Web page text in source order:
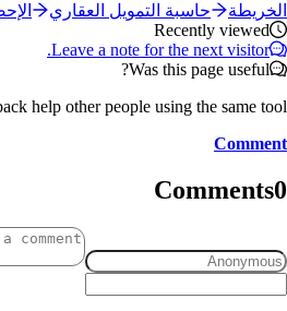
الخريطة
حاسبة التمويل العقاري
Recently viewed
Leave a note for the next visitor.
Was this page useful?
help other people using the same tool.
Comment
Comments0